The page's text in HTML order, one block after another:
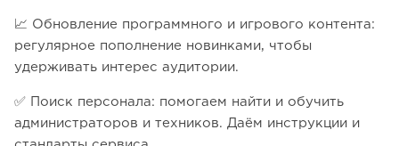
📈 Обновление программного и игрового контента:
регулярное пополнение новинками, чтобы
удерживать интерес аудитории.
✅ Поиск персонала: помогаем найти и обучить
администраторов и техников. Даём инструкции и